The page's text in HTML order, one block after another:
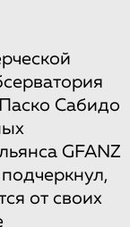
Сабидо
GFANZ
от своих